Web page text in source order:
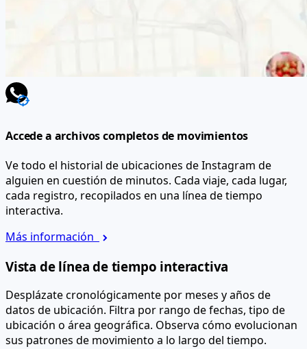
Accede a archivos completos de movimientos
Ve todo el historial de ubicaciones de Instagram de
alguien en cuestión de minutos. Cada viaje, cada lugar,
cada registro, recopilados en una línea de tiempo
interactiva.
Más información
Vista de línea de tiempo interactiva
Desplázate cronológicamente por meses y años de
datos de ubicación. Filtra por rango de fechas, tipo de
ubicación o área geográfica. Observa cómo evolucionan
sus patrones de movimiento a lo largo del tiempo.